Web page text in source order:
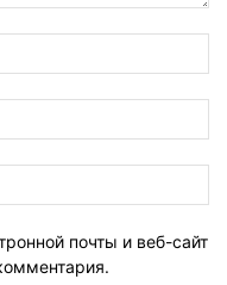
почты и веб-сайт